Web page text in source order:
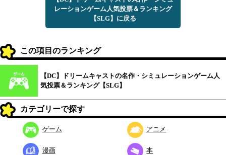
レーションゲーム人気投票＆ランキング
【SLG】に戻る
この項目のランキング
【DC】ドリームキャストの名作・シミュレーションゲーム人
気投票＆ランキング【SLG】
カテゴリーで探す
ゲーム アニメ
漫画 本